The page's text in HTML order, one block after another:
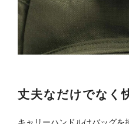
丈夫なだけでなく
キャリーハンドルはバッグを